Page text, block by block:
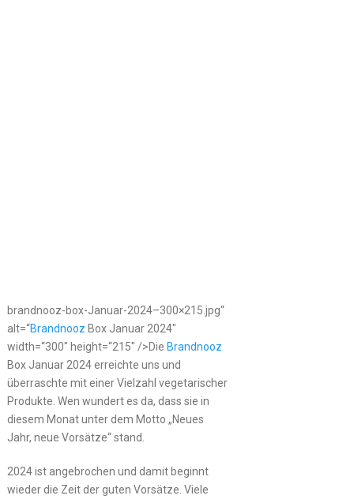
brandnooz-box-Januar-2024–300×215.jpg“
alt=“Brandnooz Box Januar 2024″
width=“300″ height=“215″ />Die Brandnooz
Box Januar 2024 erreichte uns und
überraschte mit einer Vielzahl vegetarischer
Produkte. Wen wundert es da, dass sie in
diesem Monat unter dem Motto „Neues
Jahr, neue Vorsätze“ stand.
2024 ist angebrochen und damit beginnt
wieder die Zeit der guten Vorsätze. Viele